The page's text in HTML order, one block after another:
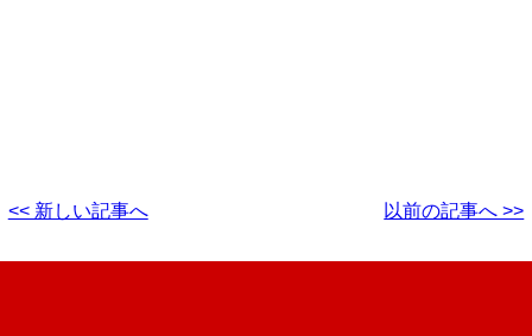
<< 新しい記事へ 以前の記事へ >>